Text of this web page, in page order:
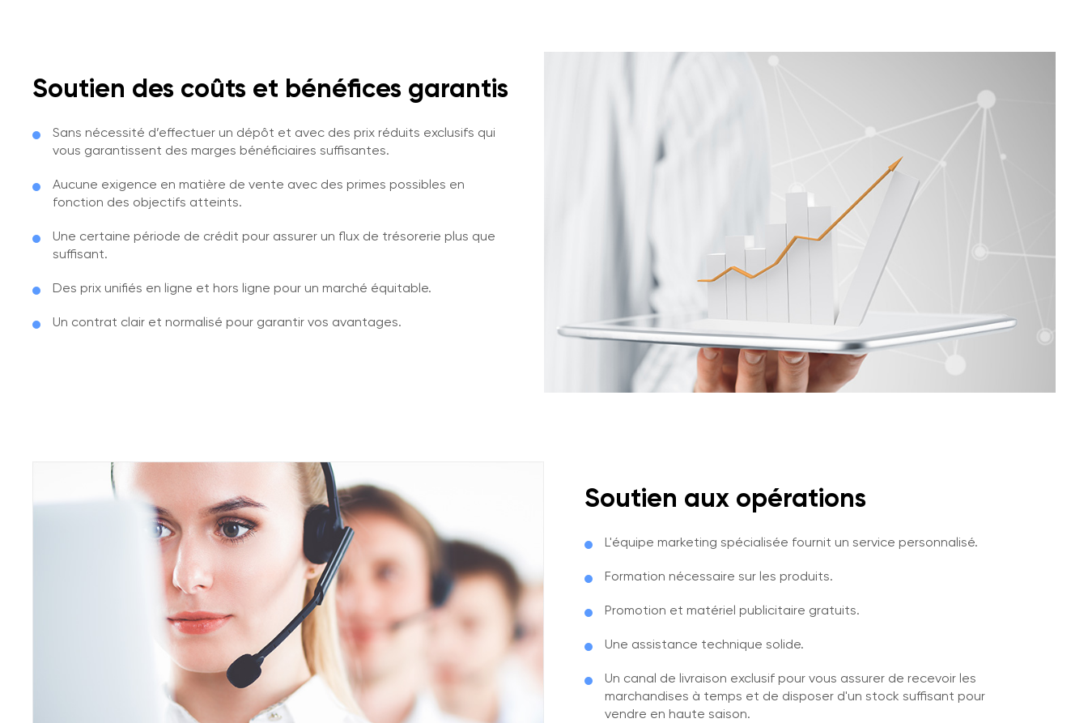
Soutien des coûts et bénéfices garantis
Sans nécessité d’effectuer un dépôt et avec des prix réduits exclusifs qui
vous garantissent des marges bénéficiaires suffisantes.
Aucune exigence en matière de vente avec des primes possibles en
fonction des objectifs atteints.
Une certaine période de crédit pour assurer un flux de trésorerie plus que
suffisant.
Des prix unifiés en ligne et hors ligne pour un marché équitable.
Un contrat clair et normalisé pour garantir vos avantages.
Soutien aux opérations
L'équipe marketing spécialisée fournit un service personnalisé.
Formation nécessaire sur les produits.
Promotion et matériel publicitaire gratuits.
Une assistance technique solide.
Un canal de livraison exclusif pour vous assurer de recevoir les
marchandises à temps et de disposer d'un stock suffisant pour
vendre en haute saison.